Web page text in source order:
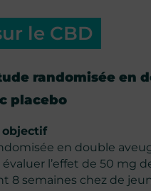
le CBD
randomisée en
placebo
objectif
en double
l’effet de 50 mg
8 semaines chez de